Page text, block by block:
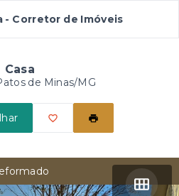
- Corretor de Imóveis
Casa
de Minas/MG